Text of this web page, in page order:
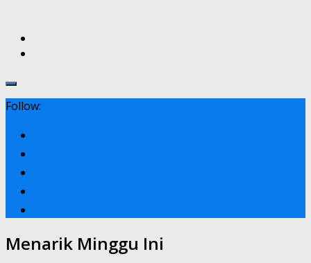
Follow:
Menarik Minggu Ini